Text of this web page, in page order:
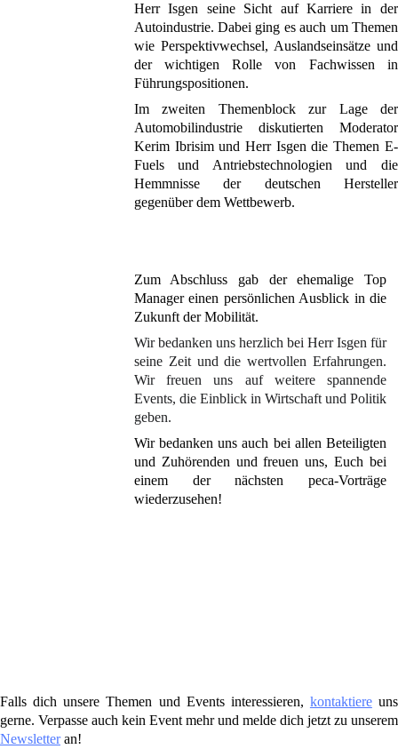
Herr Isgen seine Sicht auf Karriere in der
Autoindustrie. Dabei ging es auch um Themen
wie Perspektivwechsel, Auslandseinsätze und
der wichtigen Rolle von Fachwissen in
Führungspositionen.
Im zweiten Themenblock zur Lage der
Automobilindustrie diskutierten Moderator
Kerim Ibrisim und Herr Isgen die Themen E-
Fuels und Antriebstechnologien und die
Hemmnisse der deutschen Hersteller
gegenüber dem Wettbewerb.
Zum Abschluss gab der ehemalige Top
Manager einen persönlichen Ausblick in die
Zukunft der Mobilität.
Wir bedanken uns herzlich bei Herr Isgen für
seine Zeit und die wertvollen Erfahrungen.
Wir freuen uns auf weitere spannende
Events, die Einblick in Wirtschaft und Politik
geben.
Wir bedanken uns auch bei allen Beteiligten
und Zuhörenden und freuen uns, Euch bei
einem der nächsten peca-Vorträge
wiederzusehen!
Falls dich unsere Themen und Events interessieren, kontaktiereuns
gerne. Verpasse auch kein Event mehr und melde dich jetzt zu unserem
Newsletteran!